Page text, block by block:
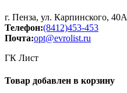
г. Пенза, ул. Карпинского, 40А
Телефон:(8412)453-453
Почта:opt@evrolist.ru
ГК Лист
Товар добавлен в корзину